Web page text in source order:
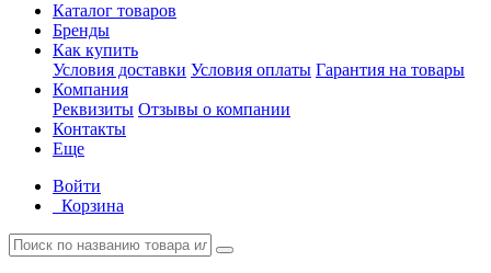
Каталог товаров
Бренды
Как купить
Условия доставки Условия оплаты Гарантия на товары
Компания
Реквизиты Отзывы о компании
Контакты
Еще
Войти
Корзина